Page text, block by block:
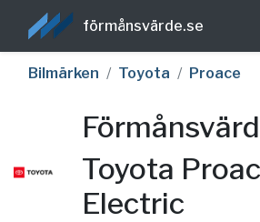
förmånsvärde.se
Bilmärken Toyota Proace
Toyota
Electric